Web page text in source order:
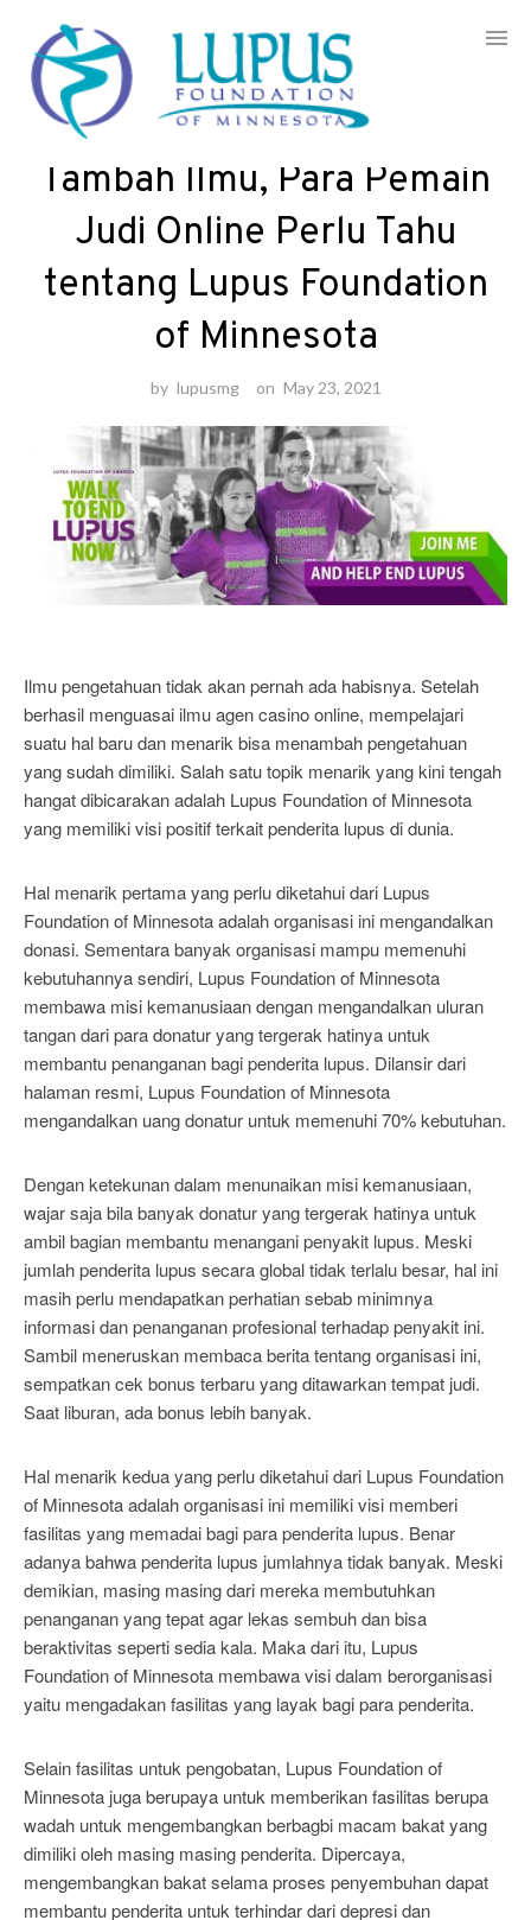
Skip
Artikel
Tambah Ilmu, Para Pemain
Judi Online Perlu Tahu
tentang Lupus Foundation
of Minnesota
by lupusmg on May 23, 2021
Ilmu pengetahuan tidak akan pernah ada habisnya. Setelah
berhasil menguasai ilmu agen casino online, mempelajari
suatu hal baru dan menarik bisa menambah pengetahuan
yang sudah dimiliki. Salah satu topik menarik yang kini tengah
hangat dibicarakan adalah Lupus Foundation of Minnesota
yang memiliki visi positif terkait penderita lupus di dunia.
Hal menarik pertama yang perlu diketahui dari Lupus
Foundation of Minnesota adalah organisasi ini mengandalkan
donasi. Sementara banyak organisasi mampu memenuhi
kebutuhannya sendiri, Lupus Foundation of Minnesota
membawa misi kemanusiaan dengan mengandalkan uluran
tangan dari para donatur yang tergerak hatinya untuk
membantu penanganan bagi penderita lupus. Dilansir dari
halaman resmi, Lupus Foundation of Minnesota
mengandalkan uang donatur untuk memenuhi 70% kebutuhan.
Dengan ketekunan dalam menunaikan misi kemanusiaan,
wajar saja bila banyak donatur yang tergerak hatinya untuk
ambil bagian membantu menangani penyakit lupus. Meski
jumlah penderita lupus secara global tidak terlalu besar, hal ini
masih perlu mendapatkan perhatian sebab minimnya
informasi dan penanganan profesional terhadap penyakit ini.
Sambil meneruskan membaca berita tentang organisasi ini,
sempatkan cek bonus terbaru yang ditawarkan tempat judi.
Saat liburan, ada bonus lebih banyak.
Hal menarik kedua yang perlu diketahui dari Lupus Foundation
of Minnesota adalah organisasi ini memiliki visi memberi
fasilitas yang memadai bagi para penderita lupus. Benar
adanya bahwa penderita lupus jumlahnya tidak banyak. Meski
demikian, masing masing dari mereka membutuhkan
penanganan yang tepat agar lekas sembuh dan bisa
beraktivitas seperti sedia kala. Maka dari itu, Lupus
Foundation of Minnesota membawa visi dalam berorganisasi
yaitu mengadakan fasilitas yang layak bagi para penderita.
Selain fasilitas untuk pengobatan, Lupus Foundation of
Minnesota juga berupaya untuk memberikan fasilitas berupa
wadah untuk mengembangkan berbagbi macam bakat yang
dimiliki oleh masing masing penderita. Dipercaya,
mengembangkan bakat selama proses penyembuhan dapat
membantu penderita untuk terhindar dari depresi dan